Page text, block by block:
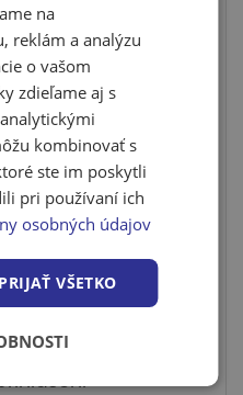
ľavá, EVO carbon
jednotnú a odbornú
l...
na
reklám a analýzu
o vašom
zdieľame aj s
kombinovať s
ste im poskytli
pri používaní ich
osobných údajov
PRIJAŤ VŠETKO